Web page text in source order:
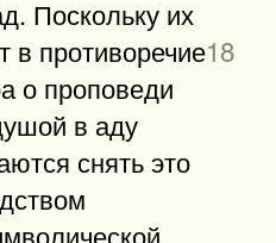
Поскольку их
в противоречие18
о проповеди
в аду
снять это